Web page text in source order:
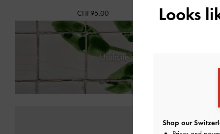
CHF95.00
Usufruite della
Looks
Shop our